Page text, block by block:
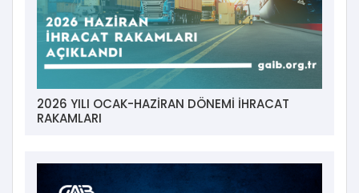
2026 YILI OCAK-HAZİRAN DÖNEMİ İHRACAT
RAKAMLARI